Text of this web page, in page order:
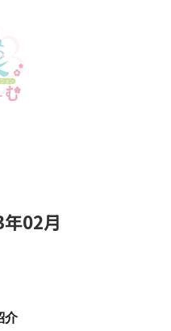
02月
介